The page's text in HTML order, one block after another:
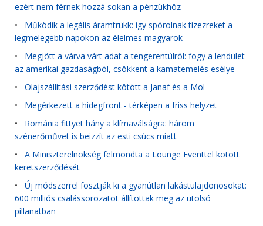
ezért nem férnek hozzá sokan a pénzükhöz
• Működik a legális áramtrükk: így spórolnak tízezreket a
legmelegebb napokon az élelmes magyarok
• Megjött a várva várt adat a tengerentúlról: fogy a lendület
az amerikai gazdaságból, csökkent a kamatemelés esélye
• Olajszállítási szerződést kötött a Janaf és a Mol
• Megérkezett a hidegfront - térképen a friss helyzet
• Románia fittyet hány a klímaválságra: három
szénerőművet is beizzít az esti csúcs miatt
• A Miniszterelnökség felmondta a Lounge Eventtel kötött
keretszerződését
• Új módszerrel fosztják ki a gyanútlan lakástulajdonosokat:
600 milliós csalássorozatot állítottak meg az utolsó
pillanatban